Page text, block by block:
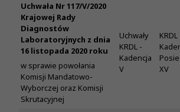
Uchwała Nr 117/V/2020
Krajowej Rady
Diagnostów
Laboratoryjnych z dnia
16 listopada 2020 roku
w sprawie powołania
Komisji Mandatowo-
Wyborczej oraz Komisji
Skrutacyjnej
Uchwały
KRDL -
Kadencja
V
KRDL
XV